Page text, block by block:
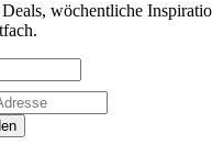
wöchentliche